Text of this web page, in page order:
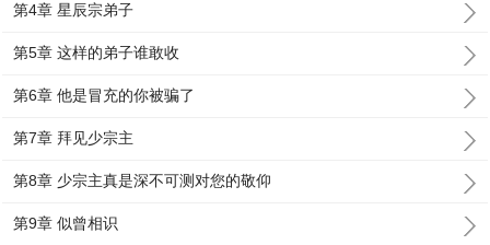
第4章 星辰宗弟子
第5章 这样的弟子谁敢收
第6章 他是冒充的你被骗了
第7章 拜见少宗主
第8章 少宗主真是深不可测对您的敬仰
第9章 似曾相识